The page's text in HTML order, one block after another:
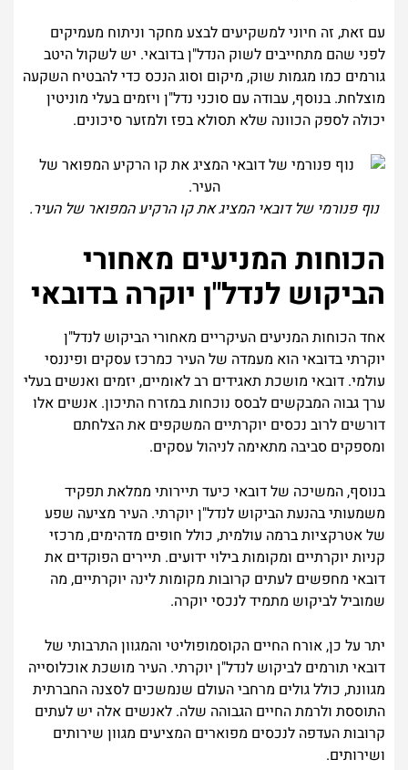
עם זאת, זה חיוני למשקיעים לבצע מחקר וניתוח מעמיקים
לפני שהם מתחייבים לשוק הנדל"ן בדובאי. יש לשקול היטב
גורמים כמו מגמות שוק, מיקום וסוג הנכס כדי להבטיח השקעה
מוצלחת. בנוסף, עבודה עם סוכני נדל"ן ויזמים בעלי מוניטין
יכולה לספק הכוונה שלא תסולא בפז ולמזער סיכונים.
נוף פנורמי של דובאי המציג את קו הרקיע המפואר של העיר.
הכוחות המניעים מאחורי
הביקוש לנדל"ן יוקרה בדובאי
אחד הכוחות המניעים העיקריים מאחורי הביקוש לנדל"ן
יוקרתי בדובאי הוא מעמדה של העיר כמרכז עסקים ופיננסי
עולמי. דובאי מושכת תאגידים רב לאומיים, יזמים ואנשים בעלי
ערך גבוה המבקשים לבסס נוכחות במזרח התיכון. אנשים אלו
דורשים לרוב נכסים יוקרתיים המשקפים את הצלחתם
ומספקים סביבה מתאימה לניהול עסקים.
בנוסף, המשיכה של דובאי כיעד תיירותי ממלאת תפקיד
משמעותי בהנעת הביקוש לנדל"ן יוקרתי. העיר מציעה שפע
של אטרקציות ברמה עולמית, כולל חופים מדהימים, מרכזי
קניות יוקרתיים ומקומות בילוי ידועים. תיירים הפוקדים את
דובאי מחפשים לעתים קרובות מקומות לינה יוקרתיים, מה
שמוביל לביקוש מתמיד לנכסי יוקרה.
יתר על כן, אורח החיים הקוסמופוליטי והמגוון התרבותי של
דובאי תורמים לביקוש לנדל"ן יוקרתי. העיר מושכת אוכלוסייה
מגוונת, כולל גולים מרחבי העולם שנמשכים לסצנה החברתית
התוססת ולרמת החיים הגבוהה שלה. לאנשים אלה יש לעתים
קרובות העדפה לנכסים מפוארים המציעים מגוון שירותים
ושירותים.